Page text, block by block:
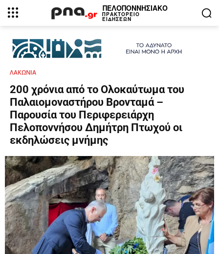
ΠΕΛΟΠΟΝΝΗΣΙΑΚΟ
ΠΡΑΚΤΟΡΕΙΟ
ΕΙΔΗΣΕΩΝ
ΛΑΚΩΝΙΑ
200 χρόνια από το Ολοκαύτωμα του
Παλαιομοναστήρου Βρονταμά –
Παρουσία του Περιφερειάρχη
Πελοποννήσου Δημήτρη Πτωχού οι
εκδηλώσεις μνήμης